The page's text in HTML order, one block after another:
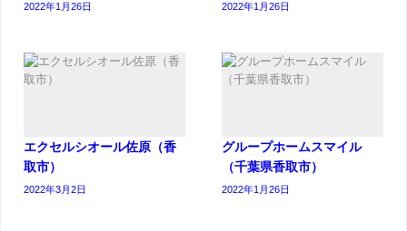
2022年1月26日 2022年1月26日
エクセルシオール佐原（香
取市）
2022年3月2日
グループホームスマイル
（千葉県香取市）
2022年1月26日